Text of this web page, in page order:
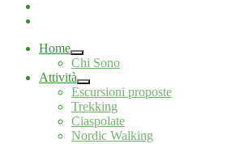
Home
Chi Sono
Attività
Escursioni proposte
Trekking
Ciaspolate
Nordic Walking